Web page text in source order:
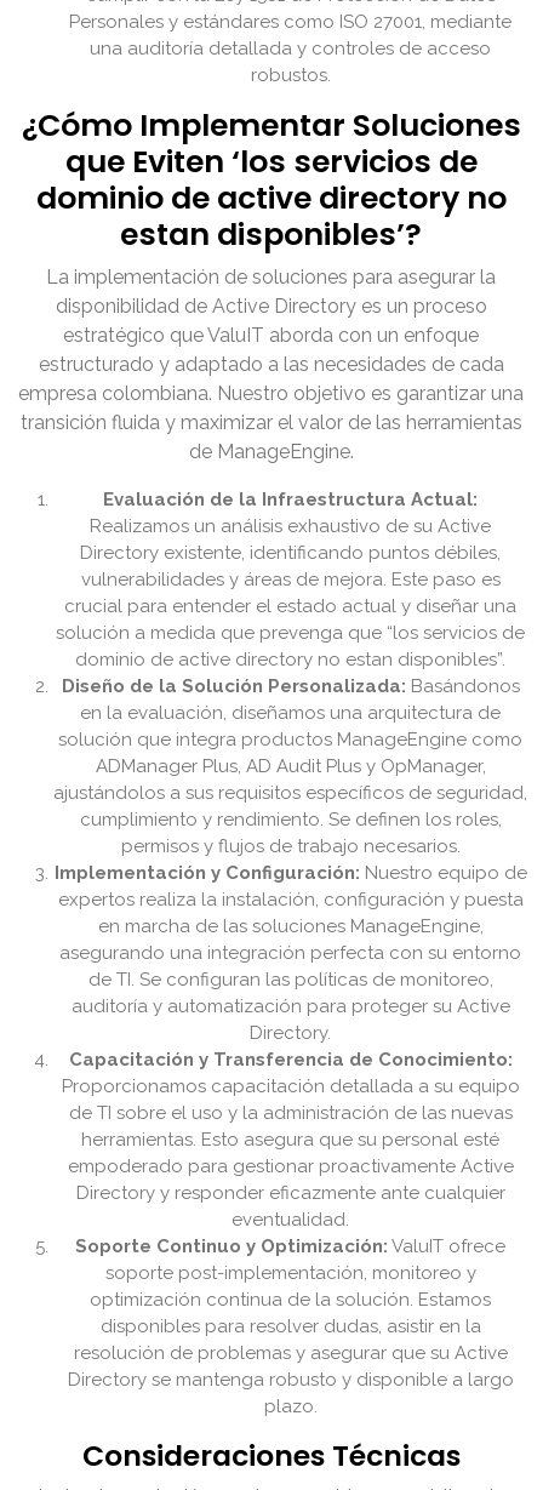
Personales y estándares como ISO 27001, mediante
una auditoría detallada y controles de acceso
robustos.
¿Cómo Implementar Soluciones
que Eviten ‘los servicios de
dominio de active directory no
estan disponibles’?
La implementación de soluciones para asegurar la
disponibilidad de Active Directory es un proceso
estratégico que ValuIT aborda con un enfoque
estructurado y adaptado a las necesidades de cada
empresa colombiana. Nuestro objetivo es garantizar una
transición fluida y maximizar el valor de las herramientas
de ManageEngine.
Evaluación de la Infraestructura Actual:
Realizamos un análisis exhaustivo de su Active
Directory existente, identificando puntos débiles,
vulnerabilidades y áreas de mejora. Este paso es
crucial para entender el estado actual y diseñar una
solución a medida que prevenga que “los servicios de
dominio de active directory no estan disponibles”.
Diseño de la Solución Personalizada: Basándonos
en la evaluación, diseñamos una arquitectura de
solución que integra productos ManageEngine como
ADManager Plus, AD Audit Plus y OpManager,
ajustándolos a sus requisitos específicos de seguridad,
cumplimiento y rendimiento. Se definen los roles,
permisos y flujos de trabajo necesarios.
Implementación y Configuración: Nuestro equipo de
expertos realiza la instalación, configuración y puesta
en marcha de las soluciones ManageEngine,
asegurando una integración perfecta con su entorno
de TI. Se configuran las políticas de monitoreo,
auditoría y automatización para proteger su Active
Directory.
Capacitación y Transferencia de Conocimiento:
Proporcionamos capacitación detallada a su equipo
de TI sobre el uso y la administración de las nuevas
herramientas. Esto asegura que su personal esté
empoderado para gestionar proactivamente Active
Directory y responder eficazmente ante cualquier
eventualidad.
Soporte Continuo y Optimización: ValuIT ofrece
soporte post-implementación, monitoreo y
optimización continua de la solución. Estamos
disponibles para resolver dudas, asistir en la
resolución de problemas y asegurar que su Active
Directory se mantenga robusto y disponible a largo
plazo.
Consideraciones Técnicas